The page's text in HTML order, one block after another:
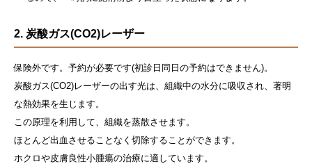
2. 炭酸ガス(CO2)レーザー
保険外です。予約が必要です(初診日同日の予約はできません)。
炭酸ガス(CO2)レーザーの出す光は、組織中の水分に吸収され、著明
な熱効果を生じます。
この原理を利用して、組織を蒸散させます。
ほとんど出血させることなく切除することができます。
ホクロや皮膚良性小腫瘍の治療に適しています。